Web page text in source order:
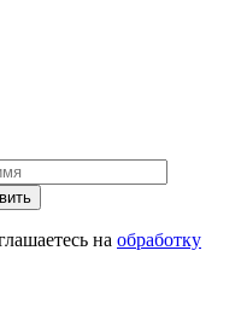
на обработку